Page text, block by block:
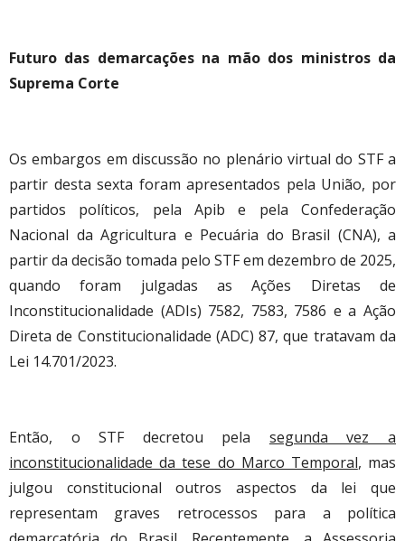
Futuro das demarcações na mão dos ministros da
Suprema Corte
Os embargos em discussão no plenário virtual do STF a
partir desta sexta foram apresentados pela União, por
partidos políticos, pela Apib e pela Confederação
Nacional da Agricultura e Pecuária do Brasil (CNA), a
partir da decisão tomada pelo STF em dezembro de 2025,
quando foram julgadas as Ações Diretas de
Inconstitucionalidade (ADIs) 7582, 7583, 7586 e a Ação
Direta de Constitucionalidade (ADC) 87, que tratavam da
Lei 14.701/2023.
Então, o STF decretou pela segunda vez a
inconstitucionalidade da tese do Marco Temporal, mas
julgou constitucional outros aspectos da lei que
representam graves retrocessos para a política